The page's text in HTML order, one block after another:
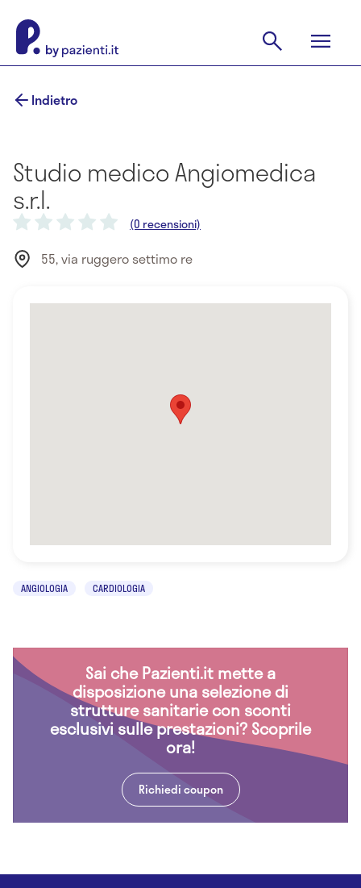
Indietro
Studio medico Angiomedica
s.r.l.
(0 recensioni)
55, via ruggero settimo re
ANGIOLOGIA CARDIOLOGIA
Sai che Pazienti.it mette a
disposizione una selezione di
strutture sanitarie con sconti
esclusivi sulle prestazioni? Scoprile
ora!
Richiedi coupon